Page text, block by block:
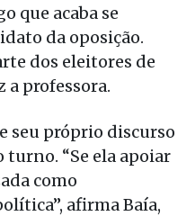
que acaba se
da oposição.
dos eleitores de
a professora.
seu próprio discurso
“Se ela apoiar
como
afirma Baía,